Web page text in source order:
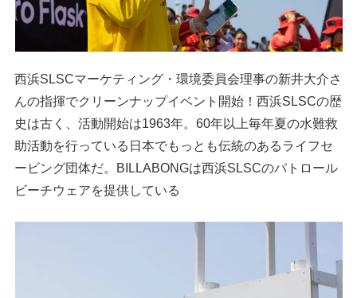
西浜SLSCマーケティング・環境委員会理事の新井大介さ
んの指揮でクリーンナップイベント開始！西浜SLSCの歴
史は古く、活動開始は1963年。60年以上毎年夏の水難救
助活動を行っている日本でもっとも伝統のあるライフセ
ービング団体だ。BILLABONGは西浜SLSCのパトロール
ビーチウェアを提供している